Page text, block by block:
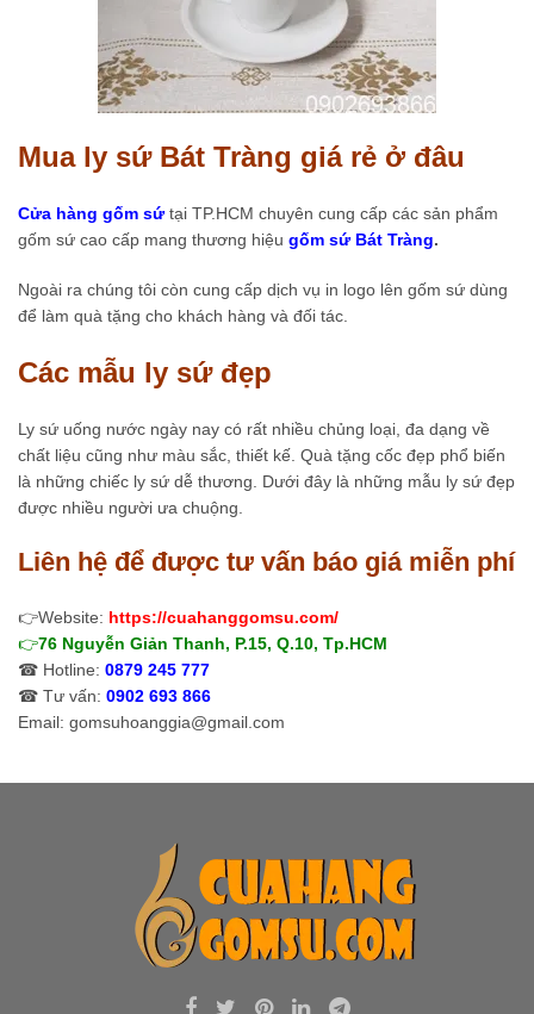
Mua ly sứ Bát Tràng giá rẻ ở đâu
Cửa hàng gốm sứtại TP.HCM chuyên cung cấp các sản phẩm
gốm sứ cao cấp mang thương hiệu gốm sứ Bát Tràng.
Ngoài ra chúng tôi còn cung cấp dịch vụ in logo lên gốm sứ dùng
để làm quà tặng cho khách hàng và đối tác.
Các mẫu ly sứ đẹp
Ly sứ uống nước ngày nay có rất nhiều chủng loại, đa dạng về
chất liệu cũng như màu sắc, thiết kế. Quà tặng cốc đẹp phổ biến
là những chiếc ly sứ dễ thương. Dưới đây là những mẫu ly sứ đẹp
được nhiều người ưa chuộng.
Liên hệ để được tư vấn báo giá miễn phí
👉Website: https://cuahanggomsu.com/
👉76 Nguyễn Giản Thanh, P.15, Q.10, Tp.HCM
☎ Hotline: 0879 245 777
☎ Tư vấn: 0902 693 866
Email: gomsuhoanggia@gmail.com